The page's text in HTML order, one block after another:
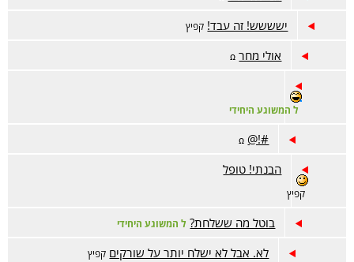
ישששש! זה עבד! קפיץ
אולי מחר ꭥ
ל המשוגע היחידי
#!@
ꭥ
הבנתי! טופל
קפיץ
בוטל מה ששלחת? ל המשוגע היחידי
לא. אבל לא ישלח יותר על שורקים קפיץ